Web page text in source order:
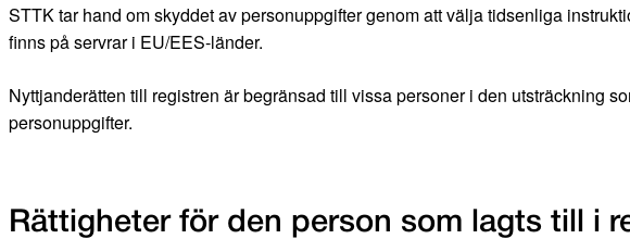
STTK tar hand om skyddet av personuppgifter genom att välja tidsenliga
finns på servrar i EU/EES-länder.
Nyttjanderätten till registren är begränsad till vissa personer i den utsträckning
personuppgifter.
Rättigheter för den person som lagts till i